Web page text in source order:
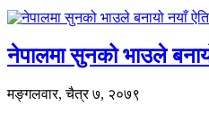
नेपालमा सुनको भाउले
मङ्गलवार, चैत्र ७, २०७९